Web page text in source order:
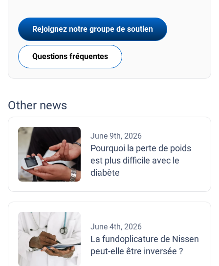
Rejoignez notre groupe de soutien
Questions fréquentes
Other news
June 9th, 2026
Pourquoi la perte de poids
est plus difficile avec le
diabète
June 4th, 2026
La fundoplicature de Nissen
peut-elle être inversée ?